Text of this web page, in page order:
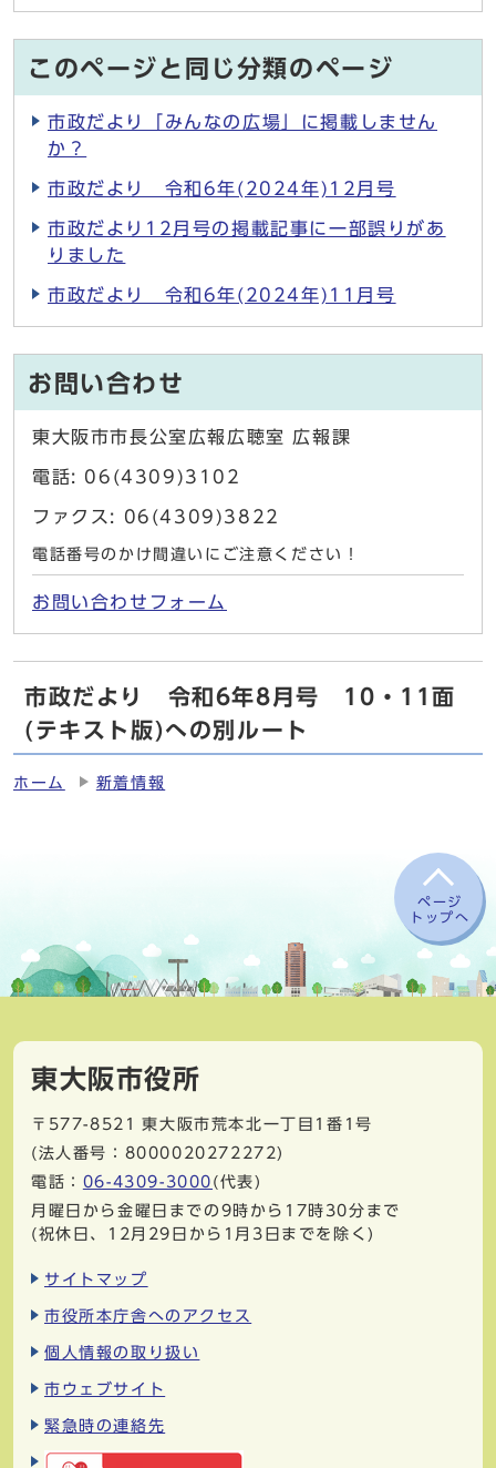
このページと同じ分類のページ
市政だより「みんなの広場」に掲載しません
か？
市政だより 令和6年(2024年)12月号
市政だより12月号の掲載記事に一部誤りがあ
りました
市政だより 令和6年(2024年)11月号
お問い合わせ
東大阪市市長公室広報広聴室 広報課
電話: 06(4309)3102
ファクス: 06(4309)3822
電話番号のかけ間違いにご注意ください！
お問い合わせフォーム
市政だより 令和6年8月号 10・11面
(テキスト版)への別ルート
ホーム 新着情報
ページ
トップへ
東大阪市役所
〒577-8521
東大阪市荒本北一丁目1番1号
(法人番号：8000020272272)
電話： 06-4309-3000 (代表)
月曜日から金曜日までの9時から17時30分まで
(祝休日、12月29日から1月3日までを除く)
サイトマップ
市役所本庁舎へのアクセス
個人情報の取り扱い
市ウェブサイト
緊急時の連絡先